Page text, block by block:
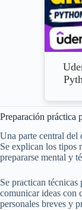
Preparación práctica
Una parte central del
Se explican los tipos
prepararse mental y
Se practican técnicas
comunicar ideas con
personales breves y